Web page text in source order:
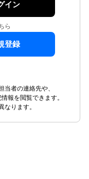
イン
ら
登録
当者の連絡先や、
報を閲覧できます。
ります。